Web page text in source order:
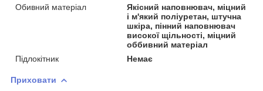
Обивний матеріал
Якісний наповнювач, міцний
і м'який поліуретан, штучна
шкіра, пінний наповнювач
високої щільності, міцний
оббивний матеріал
Підлокітник
Немає
Приховати